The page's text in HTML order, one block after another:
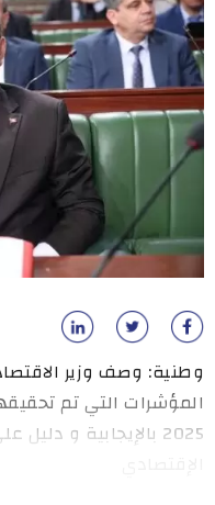
وطنية: وصف وزير
المؤشرات التي تم
2025 بالإيجابية و